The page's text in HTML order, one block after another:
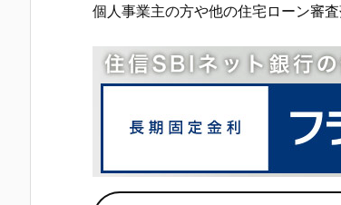
個人事業主の方や他の住宅ローン審